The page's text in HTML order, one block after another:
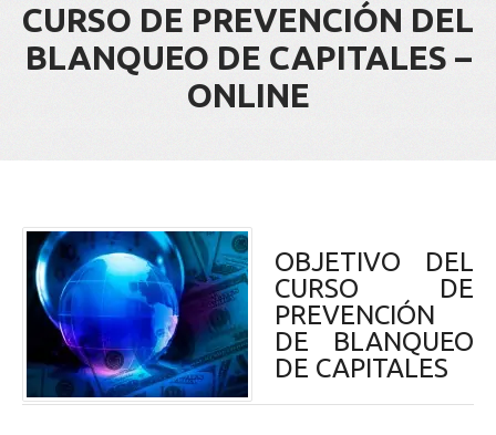
CURSO DE PREVENCIÓN DEL
BLANQUEO DE CAPITALES –
ONLINE
OBJETIVO DEL
CURSO DE
PREVENCIÓN
DE BLANQUEO
DE CAPITALES